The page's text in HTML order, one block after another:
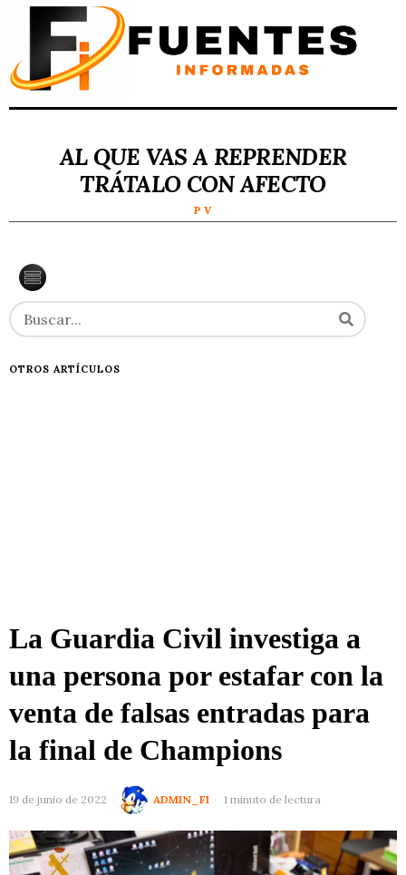
AL QUE VAS A REPRENDER
TRÁTALO CON AFECTO
P V
OTROS ARTÍCULOS
La Guardia Civil investiga a
una persona por estafar con la
venta de falsas entradas para
la final de Champions
19 de junio de 2022 ADMIN_FI 1 minuto de lectura